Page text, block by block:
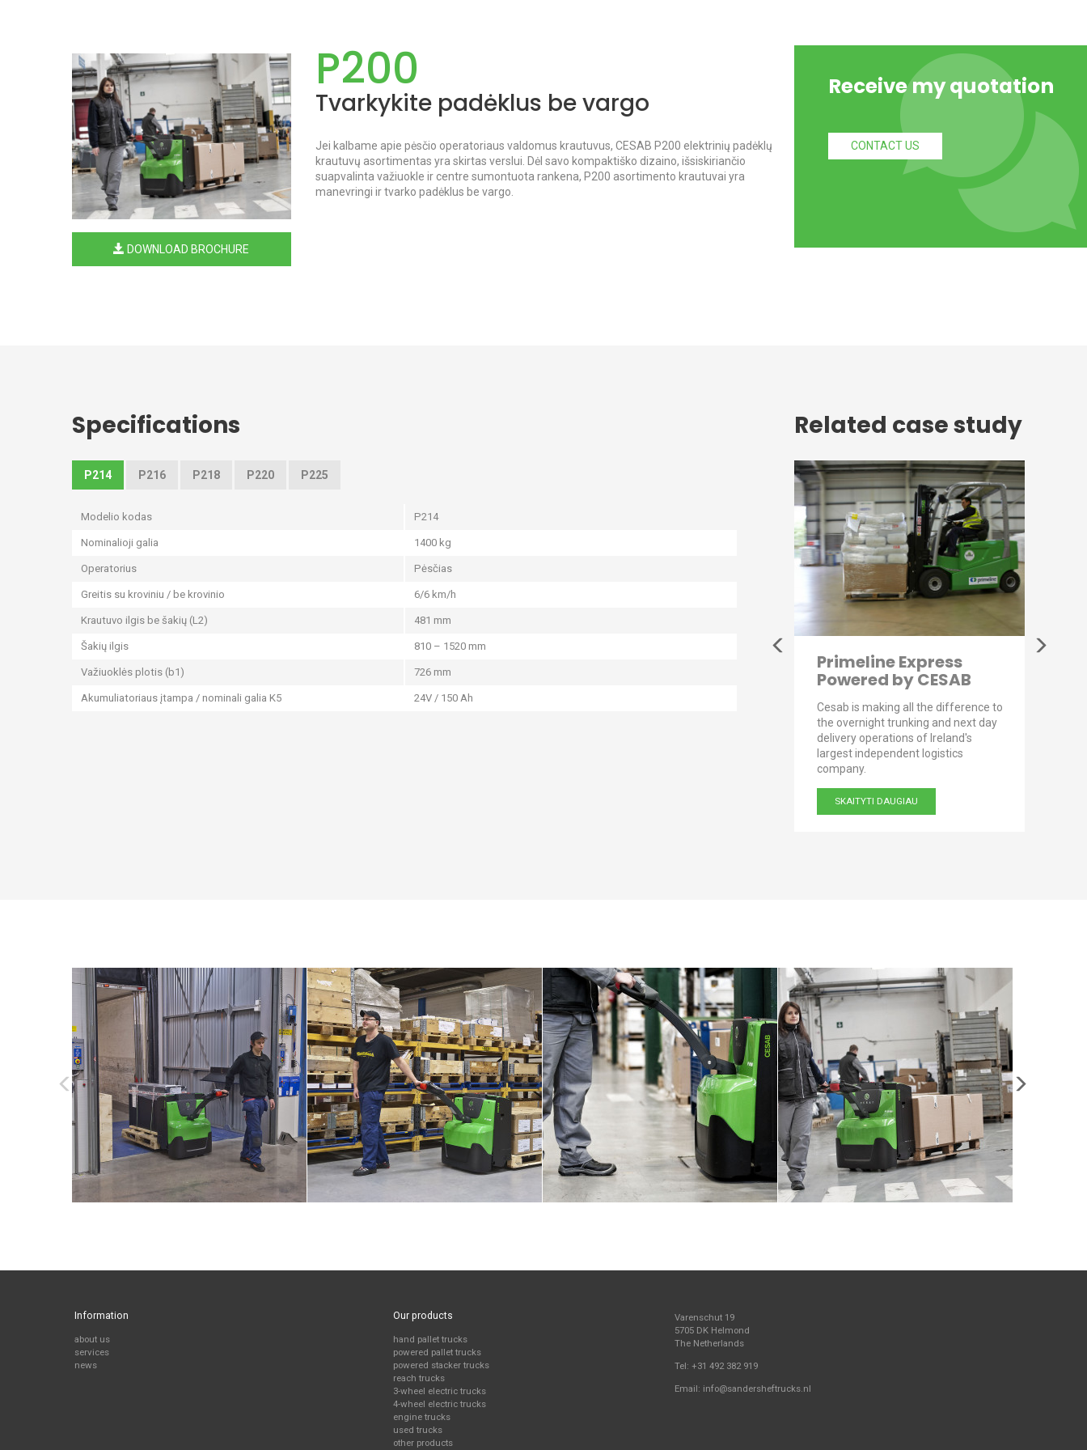
DOWNLOAD BROCHURE
P200
Tvarkykite padėklus be vargo
Jei kalbame apie pėsčio operatoriaus valdomus krautuvus, CESAB P200 elektrinių padėklų
krautuvų asortimentas yra skirtas verslui. Dėl savo kompaktiško dizaino, išsiskiriančio
suapvalinta važiuokle ir centre sumontuota rankena, P200 asortimento krautuvai yra
manevringi ir tvarko padėklus be vargo.
Receive my quotation
CONTACT US
Specifications
P214 P216 P218 P220 P225
Modelio kodas P214
Nominalioji galia 1400 kg
Operatorius Pėsčias
Greitis su kroviniu / be krovinio 6/6 km/h
Krautuvo ilgis be šakių (L2) 481 mm
Šakių ilgis 810 – 1520 mm
Važiuoklės plotis (b1) 726 mm
Akumuliatoriaus įtampa / nominali galia K5 24V / 150 Ah
Related case study
Primeline Express
Powered by CESAB
Cesab is making all the difference to
the overnight trunking and next day
delivery operations of Ireland's
largest independent logistics
company.
SKAITYTI DAUGIAU
Information
about us
services
news
Our products
hand pallet trucks
powered pallet trucks
powered stacker trucks
reach trucks
3-wheel electric trucks
4-wheel electric trucks
engine trucks
used trucks
other products
Varenschut 19
5705 DK Helmond
The Netherlands
Tel:+31 492 382 919
Email: info@sandersheftrucks.nl